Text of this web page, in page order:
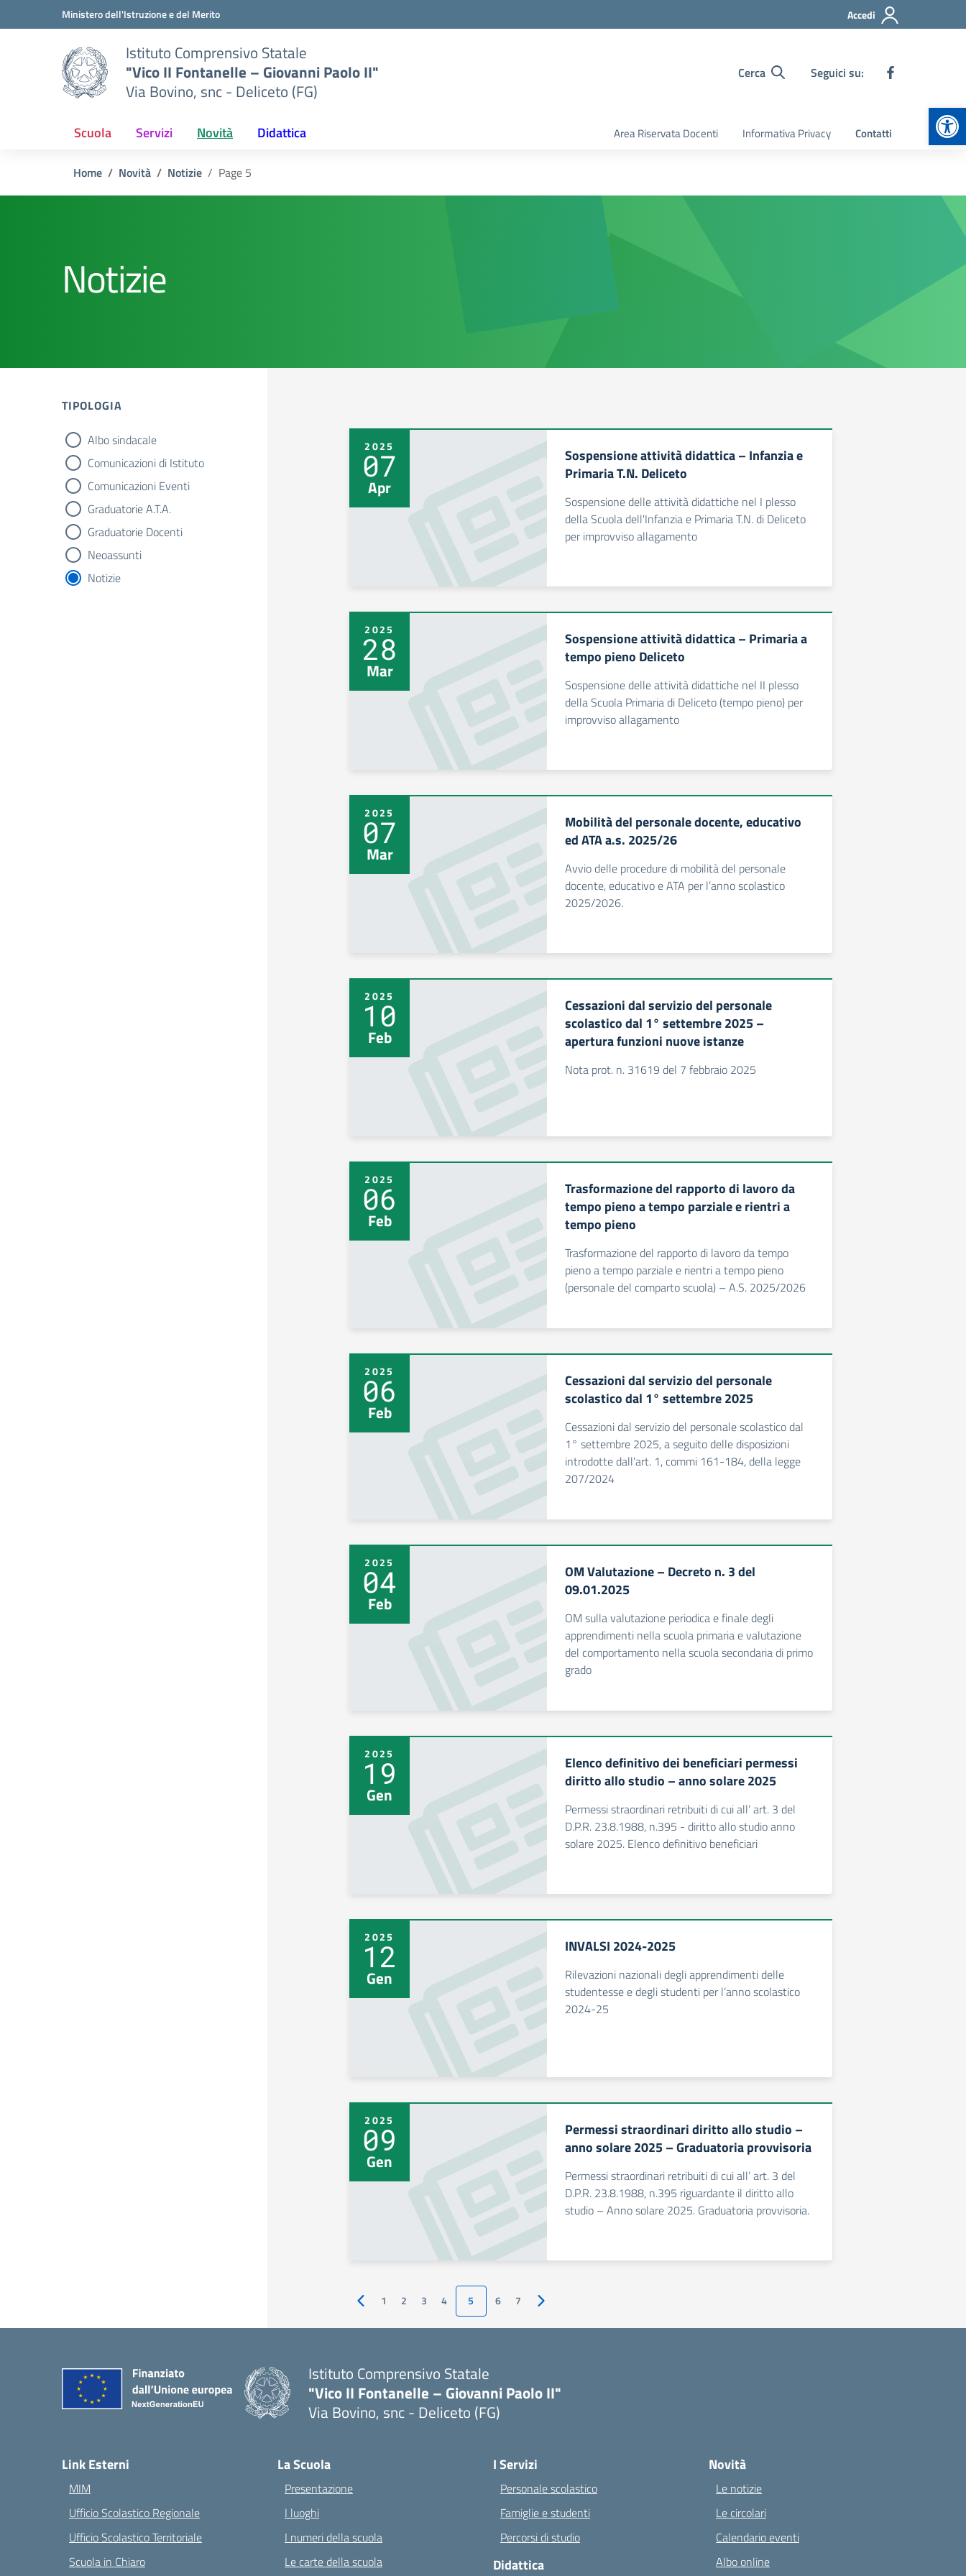
Vai ai contenuti
Vai al menu di navigazioneMinistero dell'Istruzione e del Merito Accedi
Istituto Comprensivo Statale
"Vico II Fontanelle – Giovanni Paolo II"
Via Bovino, snc - Deliceto (FG)
Cerca Seguici su:
Scuola Servizi Novità Didattica Area Riservata Docenti Informativa Privacy Contatti
Home Novità Notizie Page 5
Notizie
TIPOLOGIA
tipologia di articoli
Albo sindacale
Comunicazioni di Istituto
Comunicazioni Eventi
Graduatorie A.T.A.
Graduatorie Docenti
Neoassunti
Notizie
2025
07
Apr
Sospensione attività didattica – Infanzia e
Primaria T.N. Deliceto
Sospensione delle attività didattiche nel I plesso
della Scuola dell'Infanzia e Primaria T.N. di Deliceto
per improvviso allagamento
2025
28
Mar
Sospensione attività didattica – Primaria a
tempo pieno Deliceto
Sospensione delle attività didattiche nel II plesso
della Scuola Primaria di Deliceto (tempo pieno) per
improvviso allagamento
2025
07
Mar
Mobilità del personale docente, educativo
ed ATA a.s. 2025/26
Avvio delle procedure di mobilità del personale
docente, educativo e ATA per l’anno scolastico
2025/2026.
2025
10
Feb
Cessazioni dal servizio del personale
scolastico dal 1° settembre 2025 –
apertura funzioni nuove istanze
Nota prot. n. 31619 del 7 febbraio 2025
2025
06
Feb
Trasformazione del rapporto di lavoro da
tempo pieno a tempo parziale e rientri a
tempo pieno
Trasformazione del rapporto di lavoro da tempo
pieno a tempo parziale e rientri a tempo pieno
(personale del comparto scuola) – A.S. 2025/2026
2025
06
Feb
Cessazioni dal servizio del personale
scolastico dal 1° settembre 2025
Cessazioni dal servizio del personale scolastico dal
1° settembre 2025, a seguito delle disposizioni
introdotte dall’art. 1, commi 161-184, della legge
207/2024
2025
04
Feb
OM Valutazione – Decreto n. 3 del
09.01.2025
OM sulla valutazione periodica e finale degli
apprendimenti nella scuola primaria e valutazione
del comportamento nella scuola secondaria di primo
grado
2025
19
Gen
Elenco definitivo dei beneficiari permessi
diritto allo studio – anno solare 2025
Permessi straordinari retribuiti di cui all’ art. 3 del
D.P.R. 23.8.1988, n.395 - diritto allo studio anno
solare 2025. Elenco definitivo beneficiari
2025
12
Gen
INVALSI 2024-2025
Rilevazioni nazionali degli apprendimenti delle
studentesse e degli studenti per l’anno scolastico
2024-25
2025
09
Gen
Permessi straordinari diritto allo studio –
anno solare 2025 – Graduatoria provvisoria
Permessi straordinari retribuiti di cui all’ art. 3 del
D.P.R. 23.8.1988, n.395 riguardante il diritto allo
studio – Anno solare 2025. Graduatoria provvisoria.
Pagina precedente
1 2 3 4 5 6 7 Pagina successiva
Istituto Comprensivo Statale
"Vico II Fontanelle – Giovanni Paolo II"
Via Bovino, snc - Deliceto (FG)
Link Esterni
MIM
Ufficio Scolastico Regionale
Ufficio Scolastico Territoriale
Scuola in Chiaro
La Scuola
Presentazione
I luoghi
I numeri della scuola
Le carte della scuola
I Servizi
Personale scolastico
Famiglie e studenti
Percorsi di studio
Didattica
Novità
Le notizie
Le circolari
Calendario eventi
Albo online